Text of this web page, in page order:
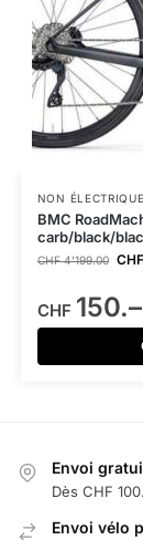
NON
BMC
carb/black/
CHF4'199.00 CHF
CHF 150.–
Envoi
Dès CHF
Envoi vélo